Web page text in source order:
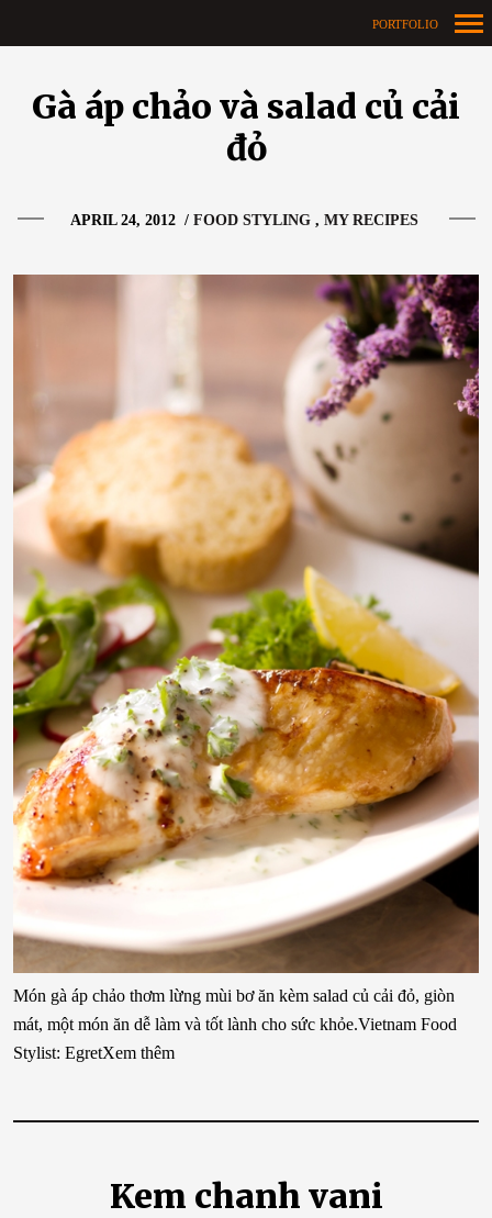
Navigation
PORTFOLIO
Gà áp chảo và salad củ cải
đỏ
APRIL 24, 2012/ FOOD STYLING MY RECIPES
Món gà áp chảo thơm lừng mùi bơ ăn kèm salad củ cải đỏ, giòn
mát, một món ăn dễ làm và tốt lành cho sức khỏe.Vietnam Food
Stylist: EgretXem thêm
Kem chanh vani